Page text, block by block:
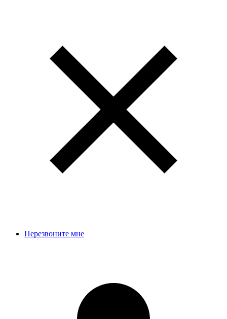
Перезвоните мне